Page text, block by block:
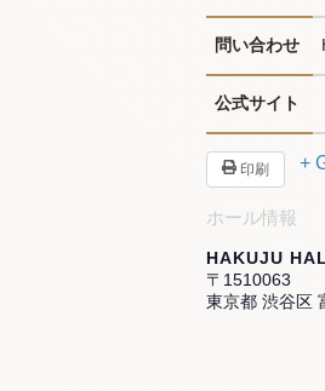
問い合わせ
公式サイト
印刷 +
ホール情報
HAKUJU
〒1510063
東京都 渋谷区